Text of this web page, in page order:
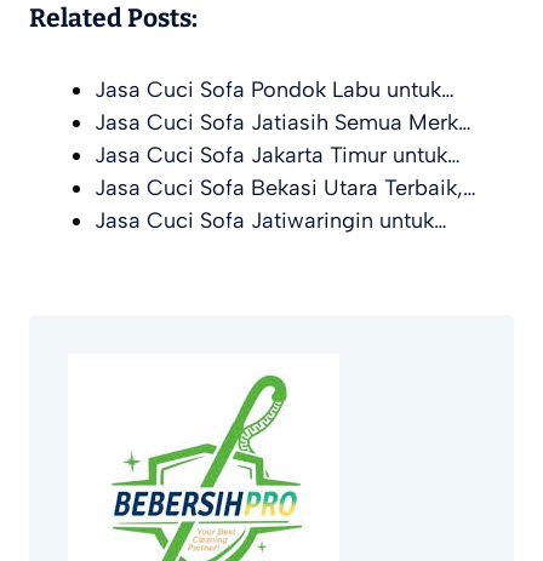
Related Posts:
Jasa Cuci Sofa Pondok Labu untuk…
Jasa Cuci Sofa Jatiasih Semua Merk…
Jasa Cuci Sofa Jakarta Timur untuk…
Jasa Cuci Sofa Bekasi Utara Terbaik,…
Jasa Cuci Sofa Jatiwaringin untuk…